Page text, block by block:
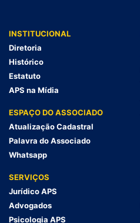
INSTITUCIONAL
Diretoria
Histórico
Estatuto
APS na Mídia
ESPAÇO DO ASSOCIADO
Atualização Cadastral
Palavra do Associado
Whatsapp
SERVIÇOS
Jurídico APS
Advogados
Psicologia APS